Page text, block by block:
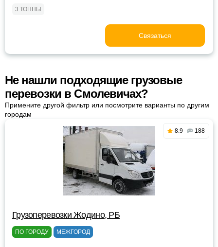
3 ТОННЫ
Связаться
Не нашли подходящие грузовые
перевозки в Смолевичах?
Примените другой фильтр или посмотрите варианты по другим
городам
8.9 188
Грузоперевозки Жодино, РБ
ПО ГОРОДУ МЕЖГОРОД